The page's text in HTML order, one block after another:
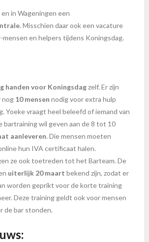
in Wageningen een
. Misschien daar ook een vacature
en helpers tijdens Koningsdag.
handen voor Koningsdagzelf. Er zijn
nog 10 mensen nodig voor extra hulp
Yoeke vraagt heel beleefd of iemand van
bartraining wil geven aan de 8 tot 10
aanleveren. Die mensen moeten
hun IVA certificaat halen.
ze ook toetreden tot het Barteam. De
uiterlijk 20 maart bekend zijn, zodat er
worden geprikt voor de korte training
Deze training geldt ook voor mensen
de bar stonden.